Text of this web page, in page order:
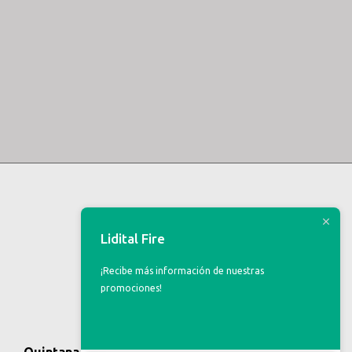
Lidital Fire
¡Recibe más información de nuestras
promociones!